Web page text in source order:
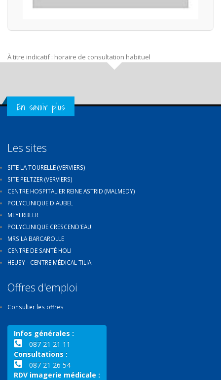
À titre indicatif : horaire de consultation habituel
Get in Touch
En savoir plus
Les sites
SITE LA TOURELLE (VERVIERS)
SITE PELTZER (VERVIERS)
CENTRE HOSPITALIER REINE ASTRID (MALMEDY)
POLYCLINIQUE D'AUBEL
MEYERBEER
POLYCLINIQUE CRESCEND'EAU
MRS LA BARCAROLLE
CENTRE DE SANTÉ HOLI
HEUSY - CENTRE MÉDICAL TILIA
Offres d'emploi
Consulter les offres
Infos générales :
087 21 21 11
Consultations :
087 21 26 54
RDV imagerie médicale :